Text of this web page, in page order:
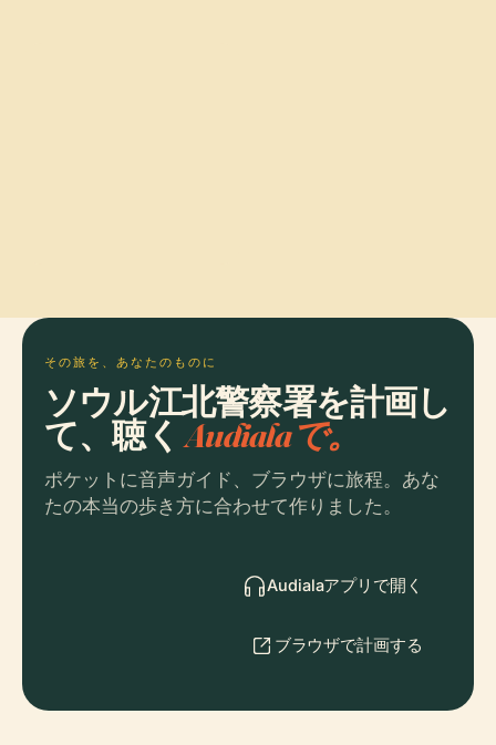
その旅を、あなたのものに
ソウル江北警察署を計画し
て、聴くAudialaで。
ポケットに音声ガイド、ブラウザに旅程。あな
たの本当の歩き方に合わせて作りました。
Audialaアプリで開く
ブラウザで計画する